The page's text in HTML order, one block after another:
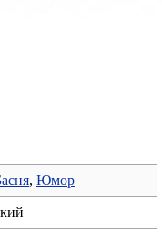
, Юмор